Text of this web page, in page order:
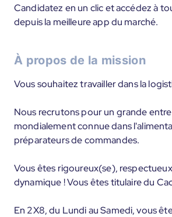
Candidatez en un clic et accédez à
depuis la meilleure app du marché.
À propos de la mission
Vous souhaitez travailler dans la
Nous recrutons pour un grande
mondialement connue dans
préparateurs de commandes.
Vous êtes rigoureux(se),
dynamique ! Vous êtes titulaire du
En 2X8, du Lundi au Samedi, vous